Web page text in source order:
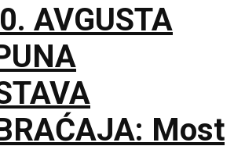
AVGUSTA
Most